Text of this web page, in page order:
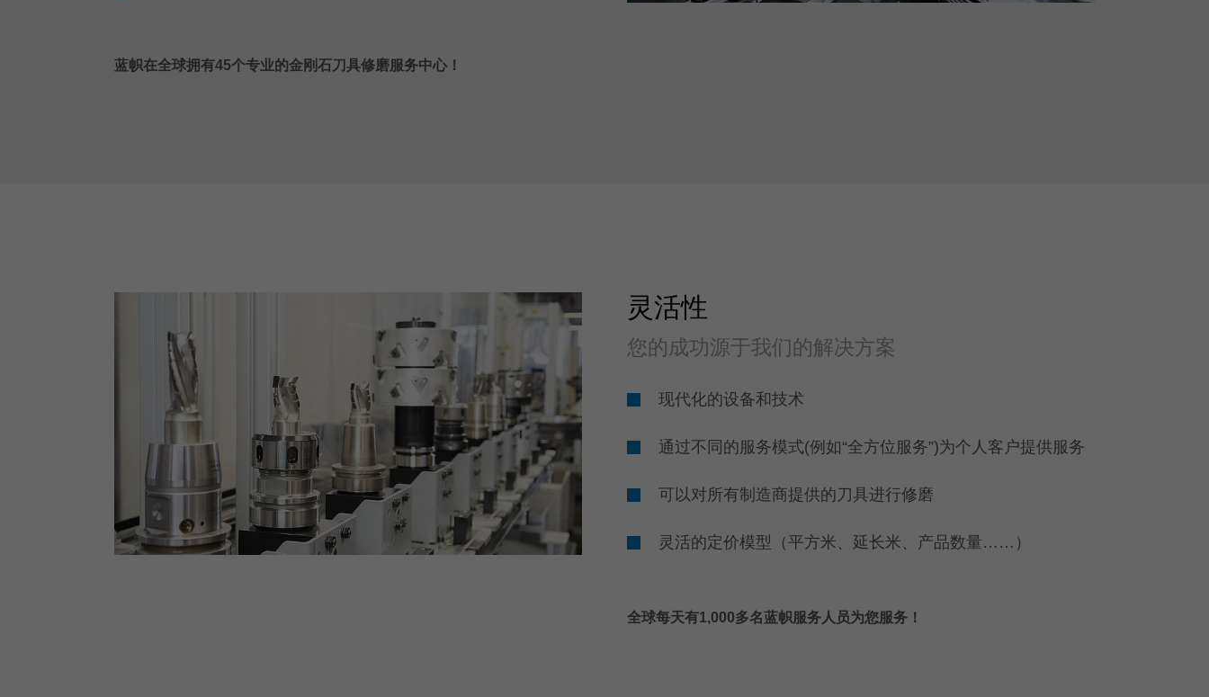
蓝帜在全球拥有45个专业的金刚石刀具修磨服务中心！
灵活性
您的成功源于我们的解决方案
现代化的设备和技术
通过不同的服务模式(例如“全方位服务”)为个人客户提供服务
可以对所有制造商提供的刀具进行修磨
灵活的定价模型（平方米、延长米、产品数量……）
全球每天有1,000多名蓝帜服务人员为您服务！